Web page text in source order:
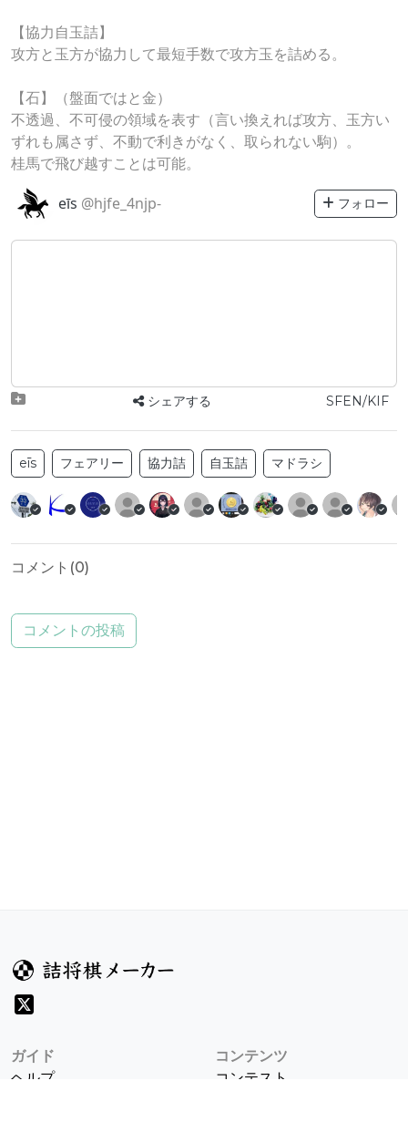
【協力自玉詰】
攻方と玉方が協力して最短手数で攻方玉を詰める。
【石】（盤面ではと金）
不透過、不可侵の領域を表す（言い換えれば攻方、玉方い
ずれも属さず、不動で利きがなく、取られない駒）。
桂馬で飛び越すことは可能。
eīs @hjfe_4njp- フォロー
シェアする SFEN/KIF
eīs フェアリー 協力詰 自玉詰 マドラシ
コメント(0)
コメントの投稿
ガイド
ヘルプ
コンテンツ
コンテスト